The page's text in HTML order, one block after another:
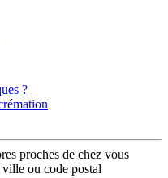
?
proches de chez vous
ou code postal